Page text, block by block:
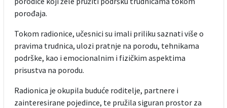
porođaja.
Tokom radionice, učesnici su imali priliku saznati više o
pravima trudnica, ulozi pratnje na porodu, tehnikama
podrške, kao i emocionalnim i fizičkim aspektima
prisustva na porodu.
Radionica je okupila buduće roditelje, partnere i
zainteresirane pojedince, te pružila siguran prostor za